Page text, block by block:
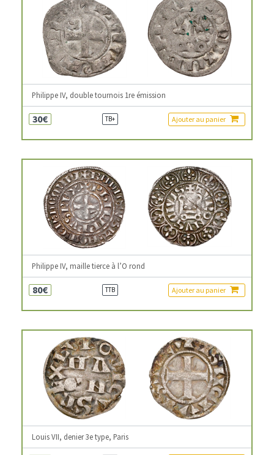
Philippe IV, double tournois 1re émission
30€ TB+ Ajouter au panier
Philippe IV, maille tierce à l’O rond
80€ TTB Ajouter au panier
Louis VII, denier 3e type, Paris